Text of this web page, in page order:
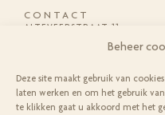
Beheer
Deze site maakt gebruik van
laten werken en om het gebruik
te klikken gaat u akkoord met het
CONTACT
ALTEVEERSTRAAT 11
7906 CA HOOGEVEEN
06 13 818 059
06 13 818 059